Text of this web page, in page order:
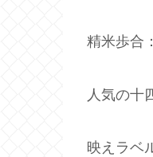
精米歩
人気の十
映えラベ